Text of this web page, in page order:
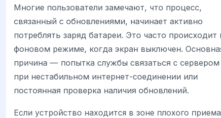
Многие пользователи замечают, что процесс,
связанный с обновлениями, начинает активно
потреблять заряд батареи. Это часто происходит
фоновом режиме, когда экран выключен.
причина — попытка службы связаться с сервером
при нестабильном интернет-соединении или
постоянная проверка наличия обновлений.
Если устройство находится в зоне плохого приема